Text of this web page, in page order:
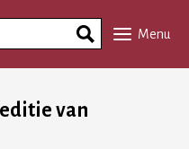
Menu
van